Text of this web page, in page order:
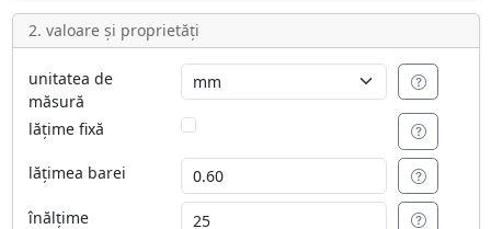
2. valoare și proprietăți
unitatea de
măsură
lățime fixă
lățimea barei
înălțime